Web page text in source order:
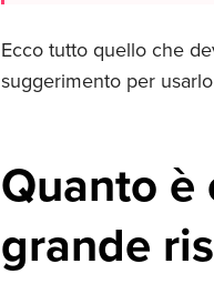
Ecco tutto quello che
suggerimento per
Quanto è
grande